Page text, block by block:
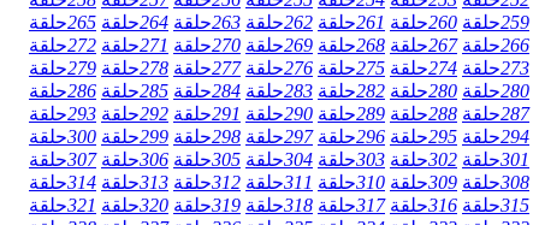
259حلقة 260حلقة 261حلقة 262حلقة 263حلقة 264حلقة 265حلقة
266حلقة 267حلقة 268حلقة 269حلقة 270حلقة 271حلقة 272حلقة
273حلقة 274حلقة 275حلقة 276حلقة 277حلقة 278حلقة 279حلقة
280حلقة 280حلقة 282حلقة 283حلقة 284حلقة 285حلقة 286حلقة
287حلقة 288حلقة 289حلقة 290حلقة 291حلقة 292حلقة 293حلقة
294حلقة 295حلقة 296حلقة 297حلقة 298حلقة 299حلقة 300حلقة
301حلقة 302حلقة 303حلقة 304حلقة 305حلقة 306حلقة 307حلقة
308حلقة 309حلقة 310حلقة 311حلقة 312حلقة 313حلقة 314حلقة
315حلقة 316حلقة 317حلقة 318حلقة 319حلقة 320حلقة 321حلقة